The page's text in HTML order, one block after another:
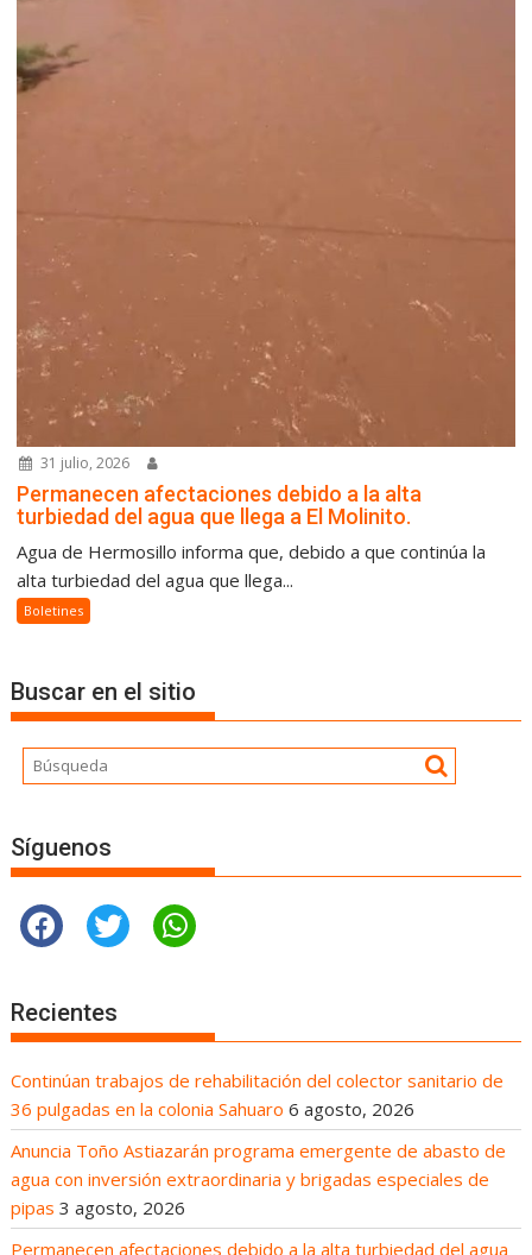
31 julio, 2026
Permanecen afectaciones debido a la alta
turbiedad del agua que llega a El Molinito.
Agua de Hermosillo informa que, debido a que continúa la
alta turbiedad del agua que llega...
Boletines
Buscar en el sitio
Síguenos
Recientes
Continúan trabajos de rehabilitación del colector sanitario de
36 pulgadas en la colonia Sahuaro 6 agosto, 2026
Anuncia Toño Astiazarán programa emergente de abasto de
agua con inversión extraordinaria y brigadas especiales de
pipas 3 agosto, 2026
Permanecen afectaciones debido a la alta turbiedad del agua